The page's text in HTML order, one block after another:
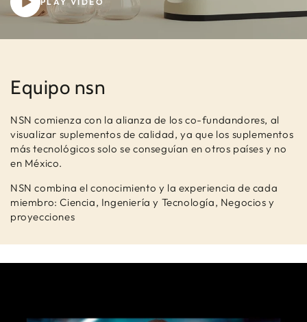
Equipo nsn
NSN comienza con la alianza de los co-fundandores, al
visualizar suplementos de calidad, ya que los suplementos
más tecnológicos solo se conseguían en otros países y no
en México.
NSN combina el conocimiento y la experiencia de cada
miembro: Ciencia, Ingeniería y Tecnología, Negocios y
proyecciones